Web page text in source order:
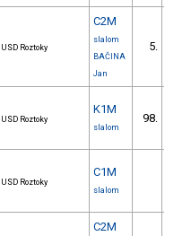
USD Roztoky
C2M
slalom
BAČINA
Jan
5.
USD Roztoky
K1M
slalom
98.
USD Roztoky
C1M
slalom
C2M